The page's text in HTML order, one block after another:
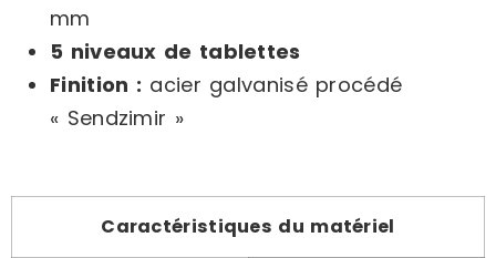
mm
5 niveaux de tablettes
Finition : acier galvanisé procédé
« Sendzimir »
Caractéristiques du matériel